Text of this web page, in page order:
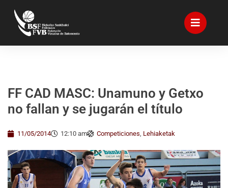
FF CAD MASC: Unamuno y Getxo
no fallan y se jugarán el título
11/05/2014 12:10 am Competiciones, Lehiaketak